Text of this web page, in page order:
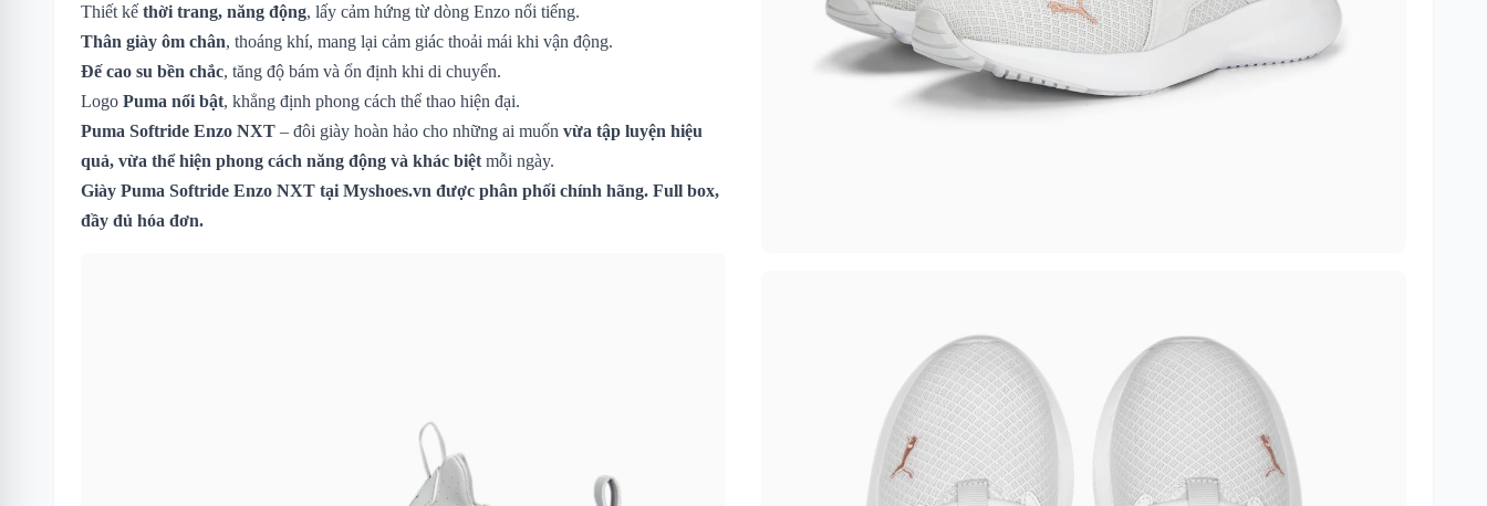
Thiết kế thời trang, năng động, lấy cảm hứng từ dòng Enzo nổi tiếng.
Thân giày ôm chân, thoáng khí, mang lại cảm giác thoải mái khi vận động.
Đế cao su bền chắc, tăng độ bám và ổn định khi di chuyển.
Logo Puma nổi bật, khẳng định phong cách thể thao hiện đại.
Puma Softride Enzo NXT – đôi giày hoàn hảo cho những ai muốn vừa tập luyện hiệu
quả, vừa thể hiện phong cách năng động và khác biệt mỗi ngày.
Giày Puma Softride Enzo NXT tại Myshoes.vn được phân phối chính hãng. Full box,
đầy đủ hóa đơn.